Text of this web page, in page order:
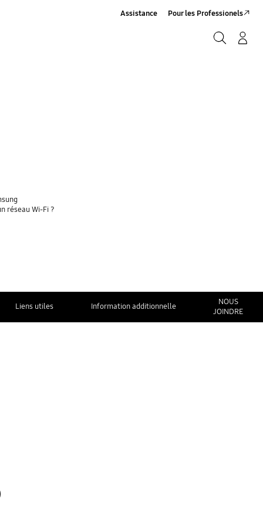
Assistance Pour les Professionels
réseau Wi-Fi ?
Liens utiles Information additionnelle
NOUS
JOINDRE